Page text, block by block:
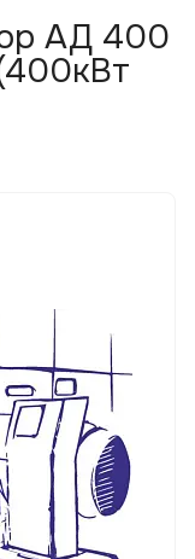
АД 400